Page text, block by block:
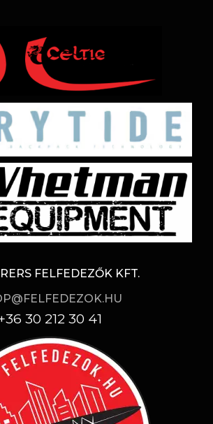
FELFEDEZŐK KFT.
30 212 30 41